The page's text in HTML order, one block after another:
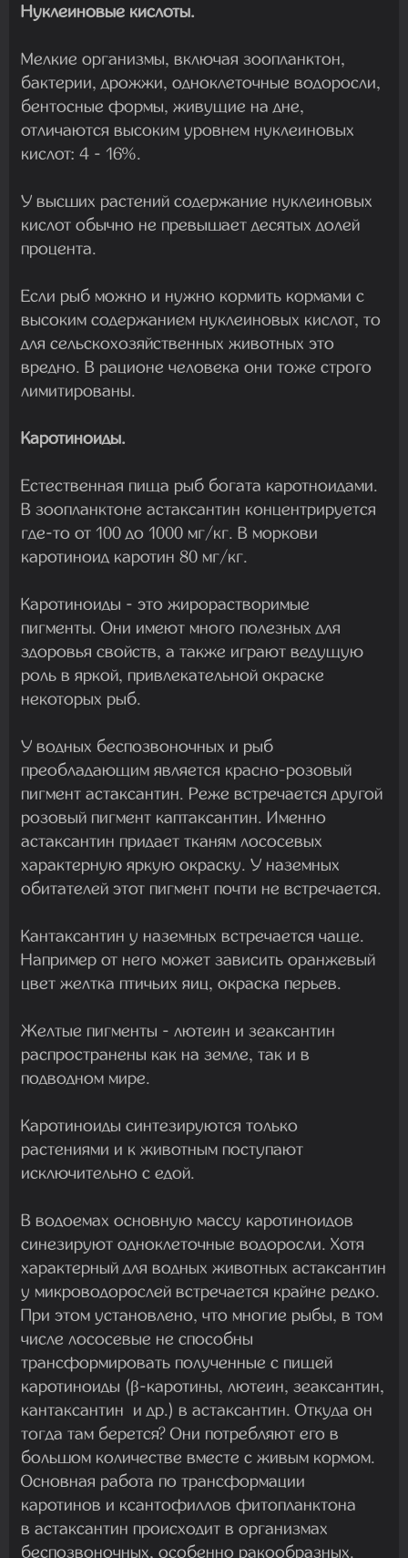
Нуклеиновые кислоты.
Мелкие организмы, включая зоопланктон,
бактерии, дрожжи, одноклеточные водоросли,
бентосные формы, живущие на дне,
отличаются высоким уровнем нуклеиновых
кислот: 4 - 16%.
У высших растений содержание нуклеиновых
кислот обычно не превышает десятых долей
процента.
Если рыб можно и нужно кормить кормами с
высоким содержанием нуклеиновых кислот, то
для сельскохозяйственных животных это
вредно. В рационе человека они тоже строго
лимитированы.
Каротиноиды.
Естественная пища рыб богата каротноидами.
В зоопланктоне астаксантин концентрируется
где-то от 100 до 1000 мг/кг. В моркови
каротиноид каротин 80 мг/кг.
Каротиноиды - это жирорастворимые
пигменты. Они имеют много полезных для
здоровья свойств, а также играют ведущую
роль в яркой, привлекательной окраске
некоторых рыб.
У водных беспозвоночных и рыб
преобладающим является красно-розовый
пигмент астаксантин. Реже встречается другой
розовый пигмент каптаксантин. Именно
астаксантин придает тканям лососевых
характерную яркую окраску. У наземных
обитателей этот пигмент почти не встречается.
Кантаксантин у наземных встречается чаще.
Например от него может зависить оранжевый
цвет желтка птичьих яиц, окраска перьев.
Желтые пигменты - лютеин и зеаксантин
распространены как на земле, так и в
подводном мире.
Каротиноиды синтезируются только
растениями и к животным поступают
исключительно с едой.
В водоемах основную массу каротиноидов
синезируют одноклеточные водоросли. Хотя
характерный для водных животных астаксантин
у микроводорослей встречается крайне редко.
При этом установлено, что многие рыбы, в том
числе лососевые не способны
трансформировать полученные с пищей
каротиноиды (β-каротины, лютеин, зеаксантин,
кантаксантин и др.) в астаксантин. Откуда он
тогда там берется? Они потребляют его в
большом количестве вместе с живым кормом.
Основная работа по трансформации
каротинов и ксантофиллов фитопланктона
в астаксантин происходит в организмах
беспозвоночных, особенно ракообразных.